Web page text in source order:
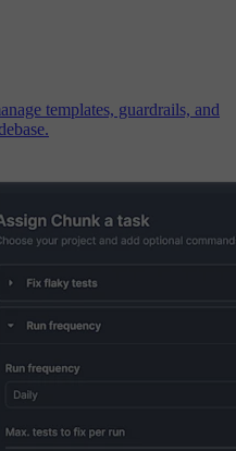
templates, guardrails, and